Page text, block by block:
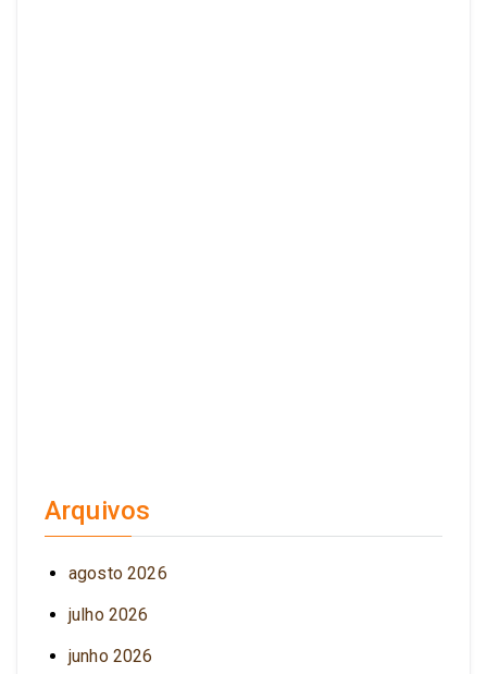
Arquivos
agosto 2026
julho 2026
junho 2026